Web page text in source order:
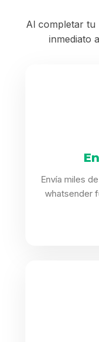
Al completar tu
inmediato
Envía miles
whatsender